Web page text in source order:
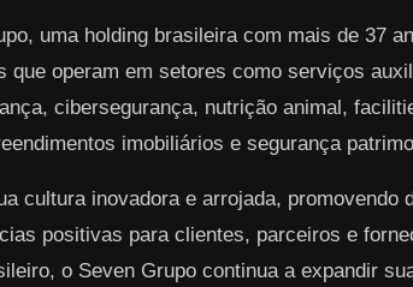
uma holding brasileira com mais de 37
que operam em setores como serviços
cibersegurança, nutrição animal,
imobiliários e segurança
cultura inovadora e arrojada, promovendo
positivas para clientes, parceiros e
o Seven Grupo continua a expandir